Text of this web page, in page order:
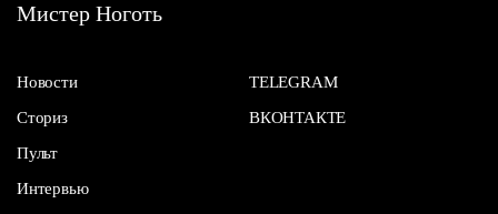
Мистер Ноготь
Новости
Сториз
Пульт
Интервью
TELEGRAM
ВКОНТАКТЕ